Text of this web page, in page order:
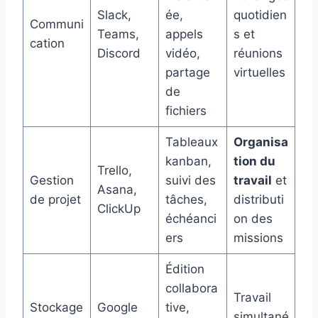
Communi
cation
Slack,
Teams,
Discord
ée,
appels
vidéo,
partage
de
fichiers
quotidien
s et
réunions
virtuelles
Gestion
de projet
Trello,
Asana,
ClickUp
Tableaux
kanban,
suivi des
tâches,
échéanci
ers
Organisa
tion du
travail et
distributi
on des
missions
Stockage Google
Édition
collabora
tive,
Travail